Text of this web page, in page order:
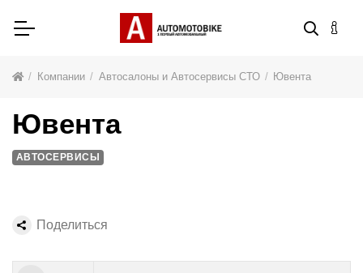
Компании Автосалоны и Автосервисы СТО Ювента
Ювента
АВТОСЕРВИСЫ
Поделиться